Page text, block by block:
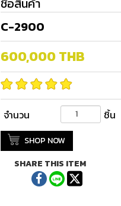
C-2900
600,000THB
จำนวน ชิ้น
SHOP NOW
SHARE THIS ITEM